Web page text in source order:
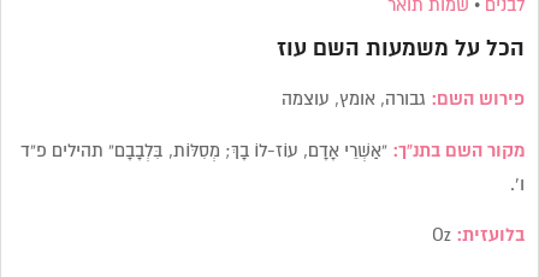
לבנים • שמות תואר
הכל על משמעות השם עוז
פירוש השם: גבורה, אומץ, עוצמה
מקור השם בתנ”ך:“אַשְׁרֵי אָדָם, עוֹז-לוֹ בָךְ; מְסִלּוֹת, בִּלְבָבָם” תהילים פ”ד
ו’.
בלועזית: Oz